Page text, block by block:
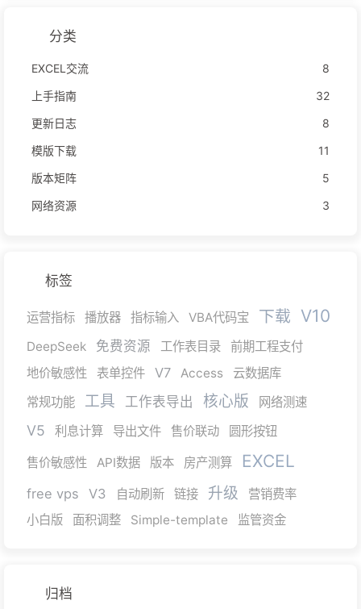
分类
EXCEL交流
8
上手指南
32
更新日志
8
模版下载
11
版本矩阵
5
网络资源
3
标签
运营指标 播放器 指标输入 VBA代码宝 下载 V10
DeepSeek 免费资源 工作表目录
前期工程支付
地价敏感性
表单控件 V7 Access
云数据库
常规功能
工具 工作表导出 核心版 网络测速
V5 利息计算 导出文件 售价联动 圆形按钮
售价敏感性 API数据 版本 房产测算 EXCEL
free vps V3 自动刷新 链接 升级
营销费率
小白版
面积调整 Simple-template 监管资金
归档